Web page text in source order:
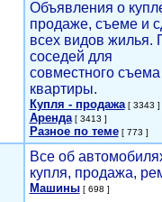
Объявления о
продаже, съеме и
всех видов жилья.
соседей для
совместного съема
квартиры.
Купля - продажа[ 3343 ]
Аренда[ 3413 ]
Разное по теме[ 773 ]
Все об
купля, продажа,
Машины[ 698 ]